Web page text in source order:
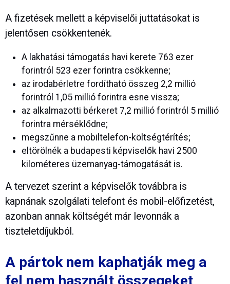
A fizetések mellett a képviselői juttatásokat is
jelentősen csökkentenék.
A lakhatási támogatás havi kerete 763 ezer
forintról 523 ezer forintra csökkenne;
az irodabérletre fordítható összeg 2,2 millió
forintról 1,05 millió forintra esne vissza;
az alkalmazotti bérkeret 7,2 millió forintról 5 millió
forintra mérséklődne;
megszűnne a mobiltelefon-költségtérítés;
eltörölnék a budapesti képviselők havi 2500
kilométeres üzemanyag-támogatását is.
A tervezet szerint a képviselők továbbra is
kapnának szolgálati telefont és mobil-előfizetést,
azonban annak költségét már levonnák a
tiszteletdíjukból.
A pártok nem kaphatják meg a